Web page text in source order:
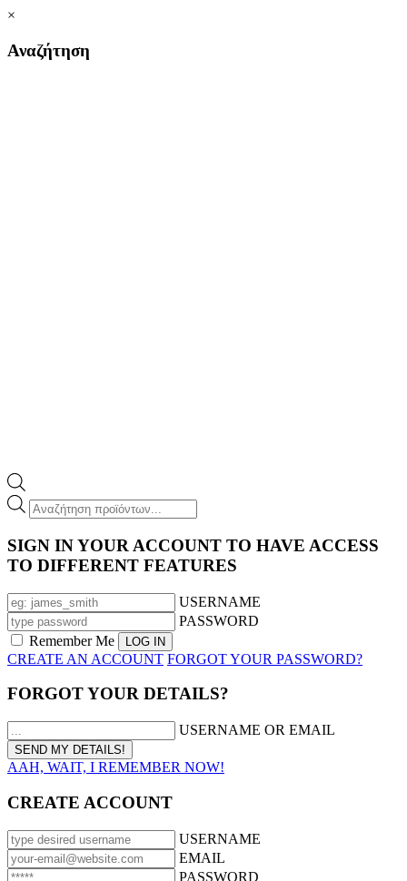
×
Αναζήτηση
Products
search
SIGN IN YOUR ACCOUNT TO HAVE ACCESS
TO DIFFERENT FEATURES
USERNAME
PASSWORD
Remember Me
CREATE AN ACCOUNT FORGOT YOUR PASSWORD?
FORGOT YOUR DETAILS?
USERNAME OR EMAIL
AAH, WAIT, I REMEMBER NOW!
CREATE ACCOUNT
USERNAME
EMAIL
PASSWORD